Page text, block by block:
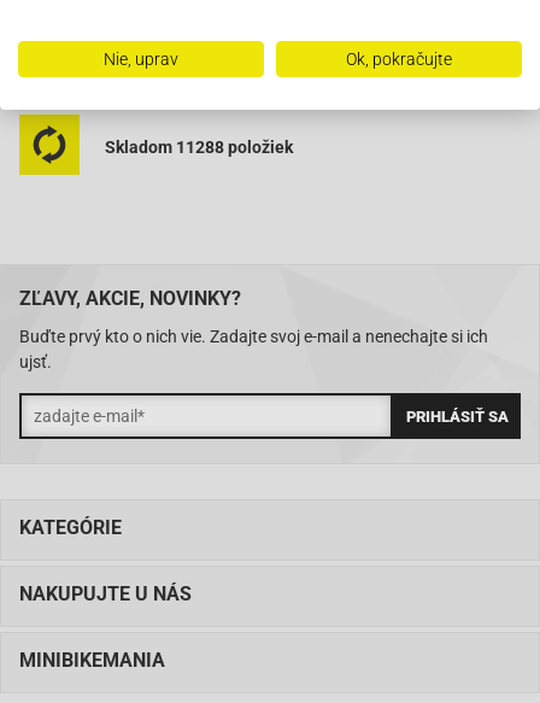
Na trhu od roku 2007
Skladom 11288 položiek
ZĽAVY, AKCIE, NOVINKY?
Buďte prvý kto o nich vie. Zadajte svoj e-mail a nenechajte si ich
ujsť.
KATEGÓRIE
NAKUPUJTE U NÁS
MINIBIKEMANIA
Nie, uprav Ok, pokračujte